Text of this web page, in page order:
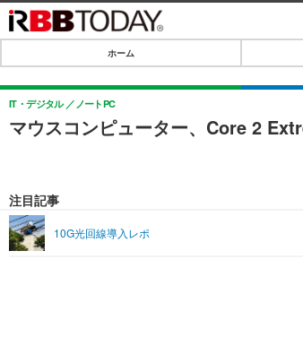
IT・デジタル
IT・デ
SPEED TEST
ライフ
リリース一覧
ホーム
マウスコンピューター、Core 2
IT・デジタル ノートPC
注目記事
10G光回線導入レポ